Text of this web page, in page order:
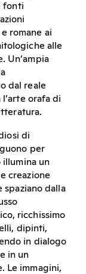
fonti
romane ai
alle
Un’ampia
dal reale
orafa di
di
per
illumina un
creazione
dalla
ricchissimo
dipinti,
in dialogo
in un
Le immagini,